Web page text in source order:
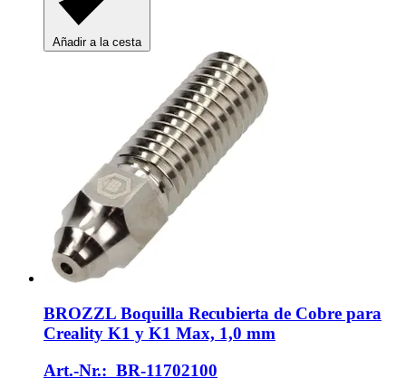
Añadir a la cesta
BROZZL Boquilla Recubierta de Cobre para
Creality K1 y K1 Max, 1,0 mm
Art.-Nr.: BR-11702100